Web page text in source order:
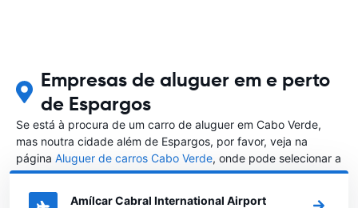
Empresas de aluguer em e perto
de Espargos
Se está à procura de um carro de aluguer em Cabo Verde,
mas noutra cidade além de Espargos, por favor, veja na
página Aluguer de carros Cabo Verde, onde pode selecionar a
outra cidade em Cabo Verde que gostaria de alugar um carro
Amílcar Cabral International Airport